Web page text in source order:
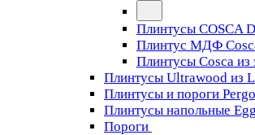
Плинтусы COSCA
Плинтус МДФ
Плинтусы Cosca из
Плинтусы Ultrawood из
Плинтусы и пороги Pergo
Плинтусы напольные
Пороги